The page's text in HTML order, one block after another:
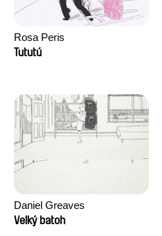
Rosa Peris
Tututú
Daniel Greaves
Velký batoh